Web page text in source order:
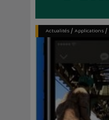
Actualités/ Applications/